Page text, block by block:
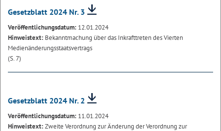
Gesetzblatt 2024 Nr. 3
Veröffentlichungsdatum: 12.01.2024
Hinweistext: Bekanntmachung über das Inkrafttreten des Vierten
Medienänderungsstaatsvertrags
(S. 7)
Gesetzblatt 2024 Nr. 2
Veröffentlichungsdatum: 11.01.2024
Hinweistext:Zweite Verordnung zur Änderung der Verordnung zur